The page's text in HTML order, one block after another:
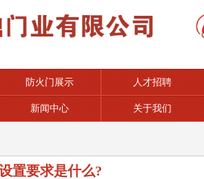
防火门展示 人才招聘
新闻中心 关于我们
置要求是什么?